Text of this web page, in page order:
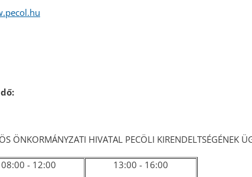
ÖNKORMÁNYZATI HIVATAL PECÖLI KIRENDELTSÉGÉNEK
08:00 - 12:00 13:00 - 16:00